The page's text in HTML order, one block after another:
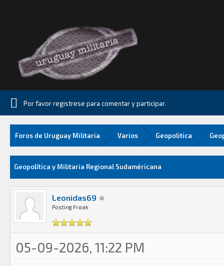
Por favor registrese para comentar y participar.
Foros de Uruguay Militaria Varios Geopolitica
Geopolítica y Militaria Regional Sudaméricana
Leonidas69
Posting Freak
05-09-2026, 11:22 PM